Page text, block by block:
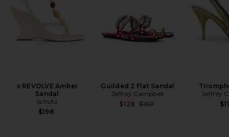
x REVOLVE Amber
Sandal
Schutz
$198
Guilded 2 Flat Sandal
Jeffrey Campbell
$128 Previous price:
$150
Jeffrey